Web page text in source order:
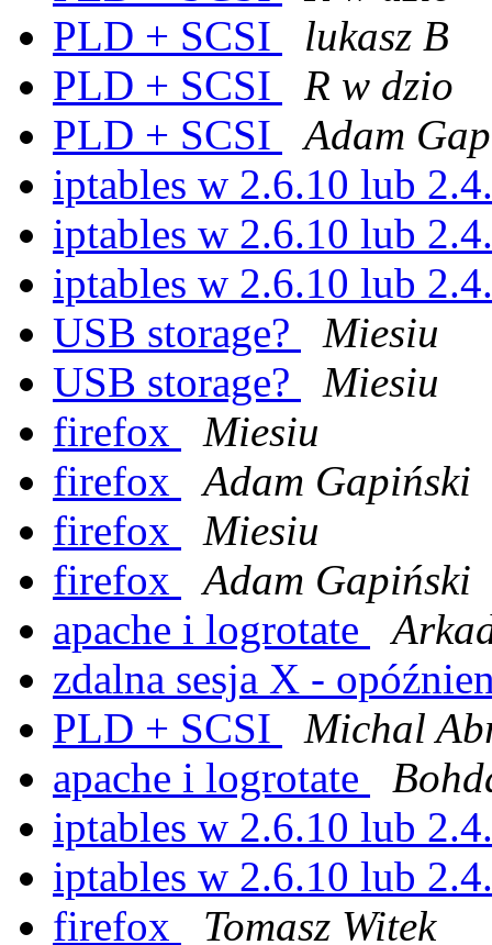
PLD + SCSI
lukasz B
PLD + SCSI
R w dzio
PLD + SCSI
Adam
iptables w 2.6.10 lub
iptables w 2.6.10 lub
iptables w 2.6.10 lub
USB storage?
Miesiu
USB storage?
Miesiu
firefox
Miesiu
firefox
Adam Gapiński
firefox
Miesiu
firefox
Adam Gapiński
apache i logrotate
zdalna sesja X -
PLD + SCSI
Michal
apache i logrotate
iptables w 2.6.10 lub
iptables w 2.6.10 lub
firefox
Tomasz Witek